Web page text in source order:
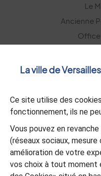
Le
Ancienne
Office
La ville de
Ce site utilise des
fonctionnement, ils ne
Vous pouvez en
(réseaux sociaux, mesure
amélioration de votre
vos choix à tout moment